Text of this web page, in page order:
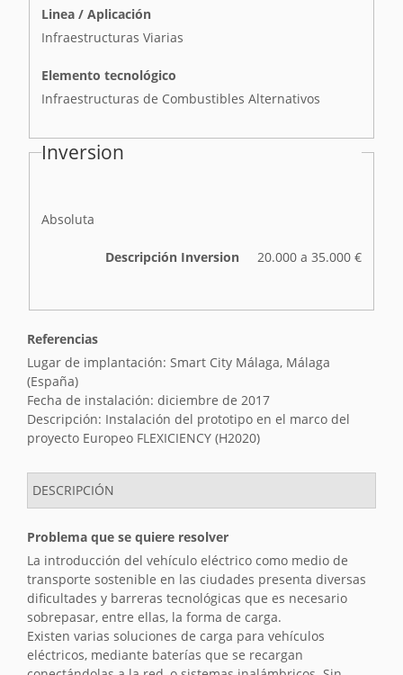
Linea / Aplicación
Infraestructuras Viarias
Elemento tecnológico
Infraestructuras de Combustibles Alternativos
Inversion
I
s
i
n
Absoluta
Descripción Inversion 20.000 a 35.000 €
Referencias
Lugar de implantación: Smart City Málaga, Málaga
(España)
Fecha de instalación: diciembre de 2017
Descripción: Instalación del prototipo en el marco del
proyecto Europeo FLEXICIENCY (H2020)
DESCRIPCIÓN
Problema que se quiere resolver
La introducción del vehículo eléctrico como medio de
transporte sostenible en las ciudades presenta diversas
dificultades y barreras tecnológicas que es necesario
sobrepasar, entre ellas, la forma de carga.
Existen varias soluciones de carga para vehículos
eléctricos, mediante baterías que se recargan